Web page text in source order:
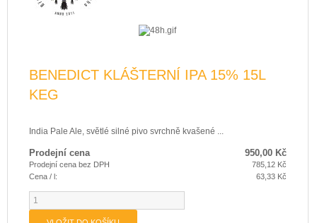
BENEDICT KLÁŠTERNÍ IPA 15% 15L
KEG
India Pale Ale, světlé silné pivo svrchně kvašené ...
Prodejní cena 950,00 Kč
Prodejní cena bez DPH
785,12 Kč
Cena / l:
63,33 Kč